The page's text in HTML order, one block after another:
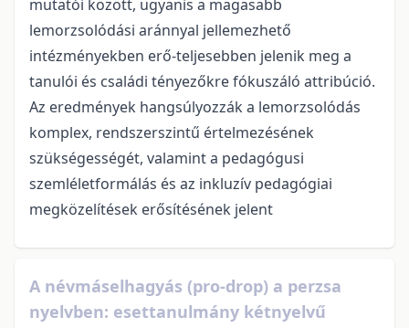
mutatói között, ugyanis a magasabb
lemorzsolódási aránnyal jellemezhető
intézményekben erő-teljesebben jelenik meg a
tanulói és családi tényezőkre fókuszáló attribúció.
Az eredmények hangsúlyozzák a lemorzsolódás
komplex, rendszerszintű értelmezésének
szükségességét, valamint a pedagógusi
szemléletformálás és az inkluzív pedagógiai
megközelítések erősítésének jelent
A névmáselhagyás (pro-drop) a perzsa
nyelvben: esettanulmány kétnyelvű